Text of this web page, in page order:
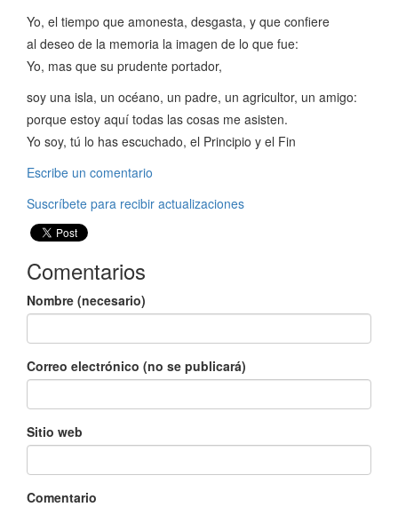
Yo, el tiempo que amonesta, desgasta, y que confiere
al deseo de la memoria la imagen de lo que fue:
Yo, mas que su prudente portador,
soy una isla, un océano, un padre, un agricultor, un amigo:
porque estoy aquí todas las cosas me asisten.
Yo soy, tú lo has escuchado, el Principio y el Fin
Escribe un comentario
Suscríbete para recibir actualizaciones
Comentarios
Nombre (necesario)
Correo electrónico (no se publicará)
Sitio web
Comentario